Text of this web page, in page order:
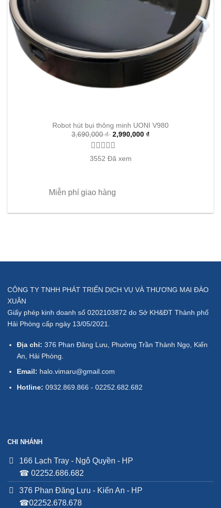
Robot hút bụi thông minh UONI V980
3,690,000 ₫ 2,990,000 ₫
3552 Đã xem
Miễn phí giao hàng
CÔNG TY TNHH PHÁT TRIỂN DỊCH VỤ VÀ THƯƠNG MẠI ĐÀO
XUÂN
Giấy phép kinh doanh số 0202103872 do Sở KH&ĐT Thành phố
Hải Phòng cấp ngày 13/05/2021.
Địa chỉ: 376 Phan Đăng Lưu, Phường Trần Thành Ngọ, Kiến
An, Hải Phòng.
Email: halo.vimaru@gmail.com
Hotline: 0932.869.866 - 02252.682.682
CHI NHÁNH
166 Lạch Tray - Ngô Quyền - HP
☎ 02252.686.682
376 Phan Đăng Lưu - Kiến An - HP
☎02252.678.678